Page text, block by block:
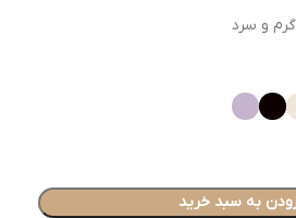
و سرد
به سبد خرید